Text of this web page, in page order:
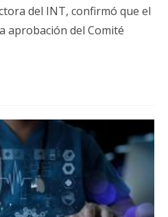
del INT, confirmó que el
aprobación del Comité